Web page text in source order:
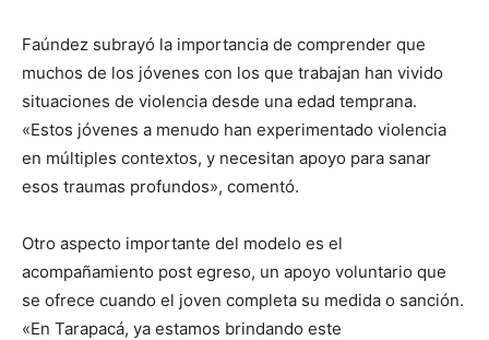
Faúndez subrayó la importancia de comprender que
muchos de los jóvenes con los que trabajan han vivido
situaciones de violencia desde una edad temprana.
«Estos jóvenes a menudo han experimentado violencia
en múltiples contextos, y necesitan apoyo para sanar
esos traumas profundos», comentó.
Otro aspecto importante del modelo es el
acompañamiento post egreso, un apoyo voluntario que
se ofrece cuando el joven completa su medida o sanción.
«En Tarapacá, ya estamos brindando este